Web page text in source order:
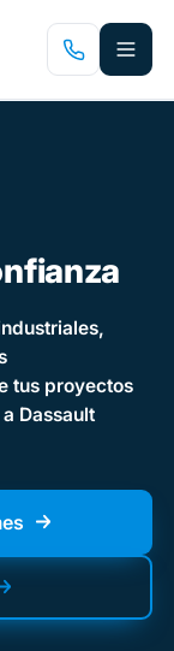
tus proyectos
Dassault